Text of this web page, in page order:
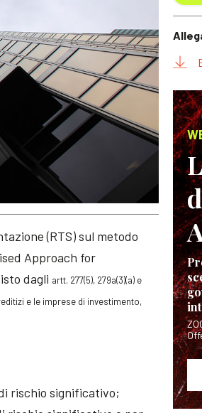
(RTS) sul metodo
Approach for
dagli artt. 277(5), 279a(3)(a) e
e le imprese di investimento,
rischio significativo;